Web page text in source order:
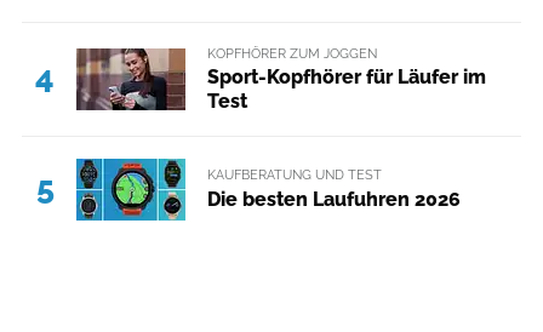
4
KOPFHÖRER ZUM JOGGEN
Sport-Kopfhörer für Läufer im
Test
5 KAUFBERATUNG UND TEST
Die besten Laufuhren 2026